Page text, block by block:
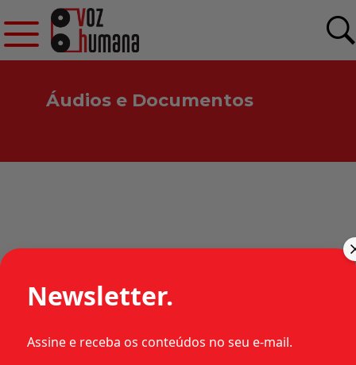
Áudios e Documentos
Newsletter.
Assine e receba os conteúdos no seu e-mail.